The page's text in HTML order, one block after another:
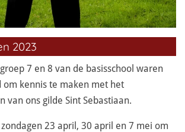
2023
7 en 8 van de basisschool waren
om kennis te maken met het
van ons gilde Sint Sebastiaan.
23 april, 30 april en 7 mei om